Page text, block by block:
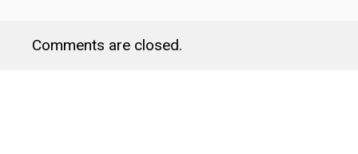
Comments are closed.